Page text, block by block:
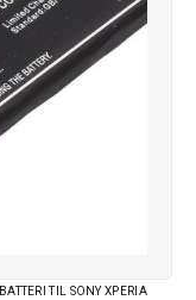
BATTERI TIL SONY XPERIA